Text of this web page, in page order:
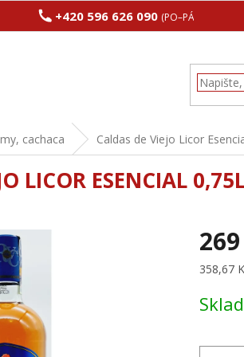
+420 596 626 090 (PO–PÁ 8:00–17:00)
cachaca Caldas de Viejo Licor
LICOR ESENCIAL
Měrná
358,67